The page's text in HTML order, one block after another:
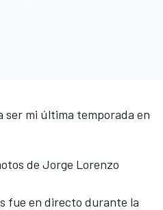
ser mi última temporada en
de Jorge Lorenzo
fue en directo durante la